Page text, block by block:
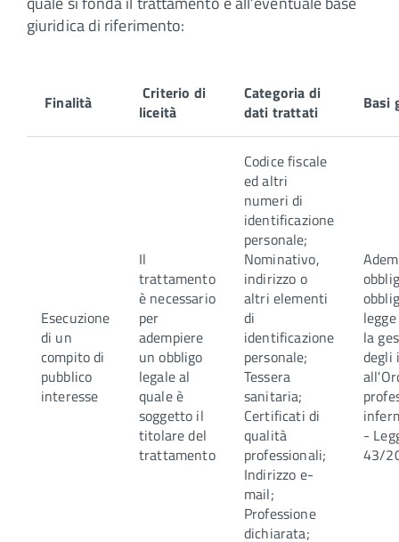
giuridica di riferimento:
Finalità
Criterio di
liceità
Categoria di
dati trattati
Basi
Esecuzione
di un
compito di
pubblico
interesse
Il
trattamento
è necessario
per
adempiere
un obbligo
legale al
quale è
soggetto il
titolare del
trattamento
Codice fiscale
ed altri
numeri di
identificazione
personale;
Nominativo,
indirizzo o
altri elementi
di
identificazione
personale;
Tessera
sanitaria;
Certificati di
qualità
professionali;
Indirizzo e-
mail;
Professione
dichiarata;
la
degli
-
43/